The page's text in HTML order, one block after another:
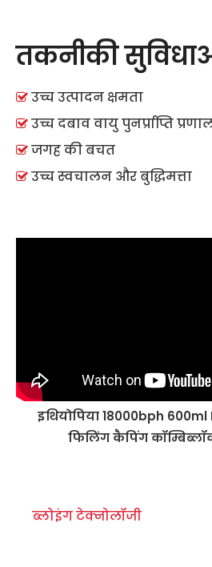
तकनीकी
 उच्च उत्पादन क्षमता
 उच्च दबाव वायु पुनर्प्राप्ति
 जगह की बचत
 उच्च स्वचालन और बुद्धिमत्ता
इथियोपिया 18000bph 600ml
फिलिंग कैपिंग
ब्लोइंग टेक्नोलॉजी